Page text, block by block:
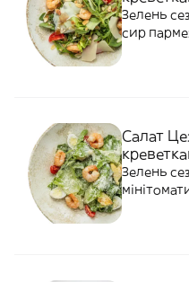
Зелень
сир
Салат
Зелень